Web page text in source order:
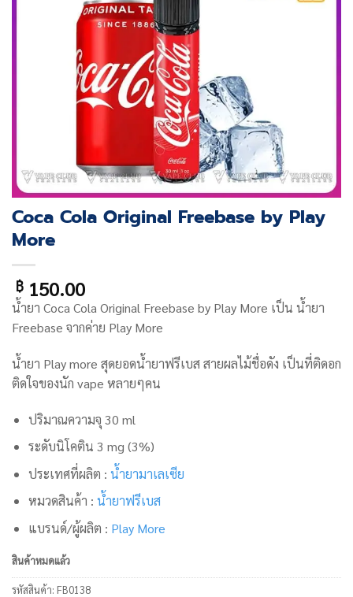
Coca Cola Original Freebase by Play
More
฿150.00
น้ำยา Coca Cola Original Freebase by Play More เป็น น้ำยา
Freebase จากค่าย Play More
น้ำยา Play more สุดยอดน้ำยาฟรีเบส สายผลไม้ชื่อดัง เป็นที่ติดอก
ติดใจของนัก vape หลายๆคน
ปริมาณความจุ 30 ml
ระดับนิโคติน 3 mg (3%)
ประเทศที่ผลิต : น้ำยามาเลเซีย
หมวดสินค้า : น้ำยาฟรีเบส
แบรนด์/ผู้ผลิต : Play More
สินค้าหมดแล้ว
รหัสสินค้า: FB0138